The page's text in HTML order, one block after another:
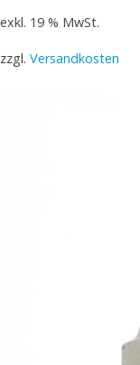
exkl. 19 % MwSt.
zzgl. Versandkosten